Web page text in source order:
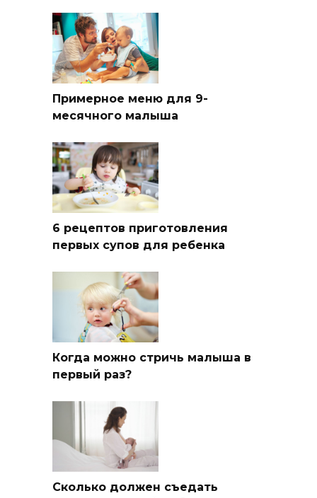
Примерное меню для 9-
месячного малыша
6 рецептов приготовления
первых супов для ребенка
Когда можно стричь малыша в
первый раз?
Сколько должен съедать